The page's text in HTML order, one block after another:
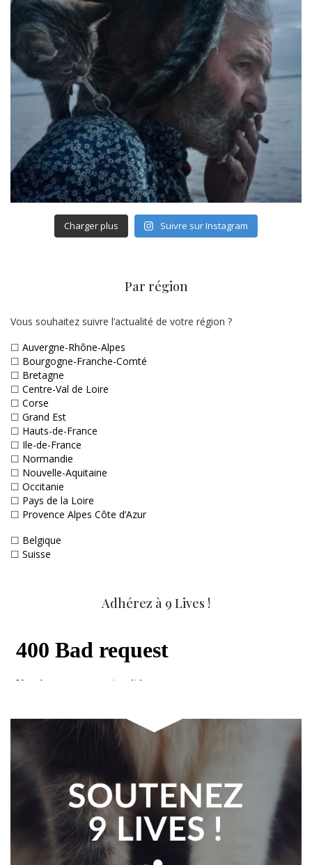
Charger plus Suivre sur Instagram
Par région
Vous souhaitez suivre l’actualité de votre région ?
☐ Auvergne-Rhône-Alpes
☐ Bourgogne-Franche-Comté
☐ Bretagne
☐ Centre-Val de Loire
☐ Corse
☐ Grand Est
☐ Hauts-de-France
☐ Ile-de-France
☐ Normandie
☐ Nouvelle-Aquitaine
☐ Occitanie
☐ Pays de la Loire
☐ Provence Alpes Côte d’Azur
☐ Belgique
☐ Suisse
Adhérez à 9 Lives !